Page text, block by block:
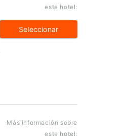
este hotel:
Seleccionar
Más información sobre
este hotel: